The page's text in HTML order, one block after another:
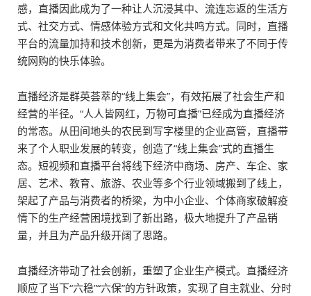
感，直播因此成为了一种让人沉浸其中、流连忘返的生活方
式、社交方式、情感体验方式和文化共鸣方式。同时，直播
平台的流量加持和技术创新，更是为消费者带来了不同于传
统网购的快乐体验。
直播经济是群英荟萃的“线上集会”，有效拓展了社会生产和
经营的半径。“人人皆网红，万物可直播”已经成为直播经济
的常态。从田间地头的农民到写字楼里的企业高管，直播带
来了个人职业发展的转变，创造了“线上集会”式的直播生
态。短视频和直播平台将线下经济中商场、房产、车企、家
居、艺术、教育、旅游、农业等多个行业领域搬到了线上，
架起了产品与消费者的桥梁，为中小企业、个体商家破解疫
情下的生产经营困境找到了新出路，极大地提升了产品销
量，并且为产品升级开阔了思路。
直播经济带动了社会创新，重塑了企业生产模式。直播经济
顺应了当下“六稳”“六保”的方针政策，实现了自主就业、分时